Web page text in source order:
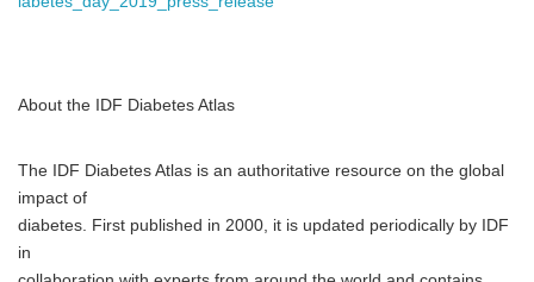
About the IDF Diabetes Atlas
The IDF Diabetes Atlas is an authoritative resource on the global
impact of
diabetes. First published in 2000, it is updated periodically by IDF
in